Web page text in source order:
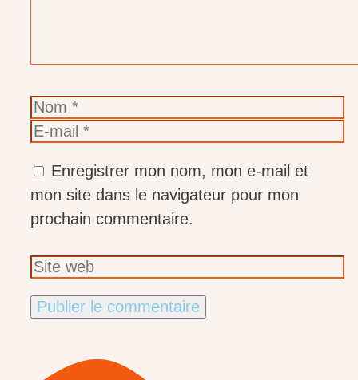
Nom
E-
Enregistrer mon nom, mon e-mail et
mon site dans le navigateur pour mon
prochain commentaire.
Site